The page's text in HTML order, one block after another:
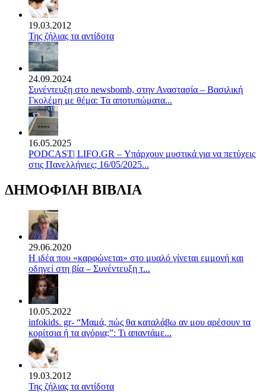
19.03.2012
Της ζήλιας τα αντίδοτα
24.09.2024
Συνέντευξη στο newsbomb, στην Αναστασία – Βασιλική
Γκολέμη με θέμα: Τα αποτυπώματα...
16.05.2025
PODCAST| LIFO.GR – Υπάρχουν μυστικά για να πετύχεις
στις Πανελλήνιες; 16/05/2025...
ΔΗΜΟΦΙΛΗ ΒΙΒΛΙΑ
29.06.2020
Η ιδέα που «καρφώνεται» στο μυαλό γίνεται εμμονή και
οδηγεί στη βία – Συνέντευξη τ...
10.05.2022
infokids. gr- “Μαμά, πώς θα καταλάβω αν μου αρέσουν τα
κορίτσια ή τα αγόρια;”: Τι απαντάμε...
19.03.2012
Της ζήλιας τα αντίδοτα